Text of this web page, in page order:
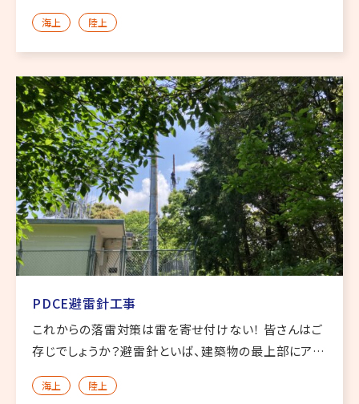
式・学園祭）✅ 選挙活動（選挙カー・街頭演説・本部連
携）✅ 工事現場（作業指示・安全管理）✅ イベント（マ
ラソン大会・ […]
海上 陸上
PDCE避雷針工事
これからの落雷対策は雷を寄せ付けない！ 皆さんはご
存じでしょうか？避雷針といば、建築物の最上部にアン
テナのようなものを付け、雷の直撃を防ぐというのが一
般的な避雷針ですが、それとは異なりPDCE避雷針は
海上 陸上